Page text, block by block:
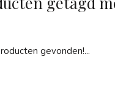
gevonden!...